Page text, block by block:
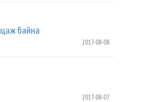
байна
2017-08-08
2017-08-07